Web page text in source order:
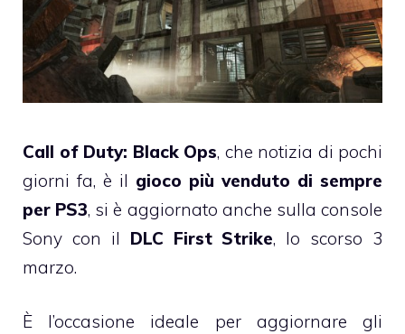
Call of Duty: Black Ops, che notizia di pochi
giorni fa, è il gioco più venduto di sempre
per PS3, si è aggiornato anche sulla console
Sony con il DLC First Strike, lo scorso 3
marzo.
È l’occasione ideale per aggiornare gli